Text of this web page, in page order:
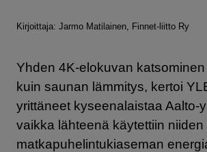
Kirjoittaja: Jarmo Matilainen, Finnet-liitto Ry
Yhden 4K-elokuvan
kuin saunan lämmitys, kertoi
yrittäneet kyseenalaistaa Aalto-
vaikka lähteenä käytettiin
matkapuhelintukiaseman